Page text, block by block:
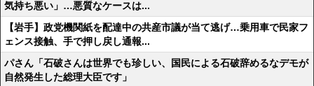
気持ち悪い」…悪質なケースは...
【岩手】政党機関紙を配達中の共産市議が当て逃げ…乗用車で民家フ
ェンス接触、手で押し戻し通報...
パさん「石破さんは世界でも珍しい、国民による石破辞めるなデモが
自然発生した総理大臣です」